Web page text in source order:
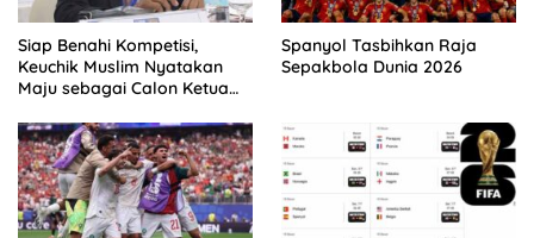
Siap Benahi Kompetisi,
Keuchik Muslim Nyatakan
Maju sebagai Calon Ketua
Spanyol Tasbihkan Raja
Sepakbola Dunia 2026